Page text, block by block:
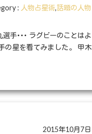
: 人物占星術,話題の人物
手･･･ ラグビーのことはよ
の星を看てみました。 甲木
2015年10月7日